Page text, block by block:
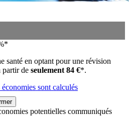
santé en optant pour une révision
partir de seulement 84 €*.
sont calculés
potentielles communiqués